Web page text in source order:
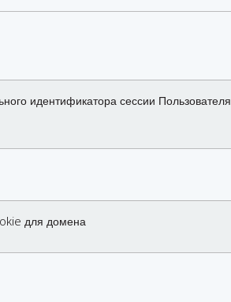
идентификатора сессии Пользователя
для домена